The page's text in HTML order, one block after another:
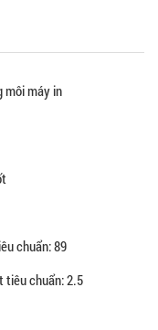
môi máy in
chuẩn: 89
tiêu chuẩn: 2.5